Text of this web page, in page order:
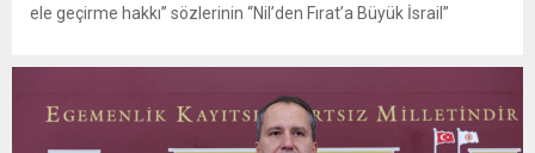
ele geçirme hakkı” sözlerinin “Nil’den Fırat’a Büyük İsrail”
Şeria’da Filistinlilere sadece 66 inşaat izni...